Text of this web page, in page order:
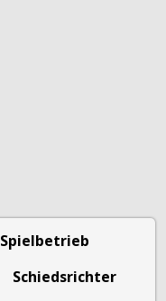
Spielbetrieb
Schiedsrichter